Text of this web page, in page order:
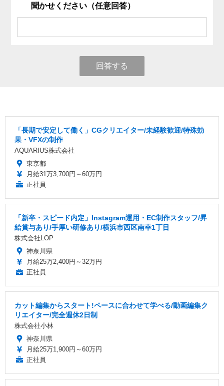
聞かせください（任意回答）
回答する
「長期で安定して働く」CGクリエイター/未経験歓迎/特殊効
果・VFXの制作
AQUARIUS株式会社
東京都
月給31万3,700円～60万円
正社員
「新卒・スピード内定」Instagram運用・EC制作スタッフ/昇
給賞与あり/手厚い研修あり/横浜市西区南幸1丁目
株式会社LOP
神奈川県
月給25万2,400円～32万円
正社員
カット編集からスタート!ペースに合わせて学べる/動画編集ク
リエイター/完全週休2日制
株式会社小林
神奈川県
月給25万1,900円～60万円
正社員